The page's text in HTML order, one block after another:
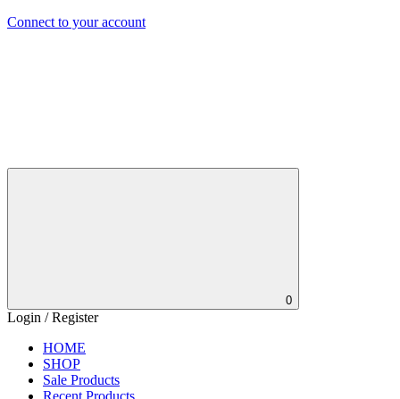
Connect to your account
0
Login / Register
HOME
SHOP
Sale Products
Recent Products